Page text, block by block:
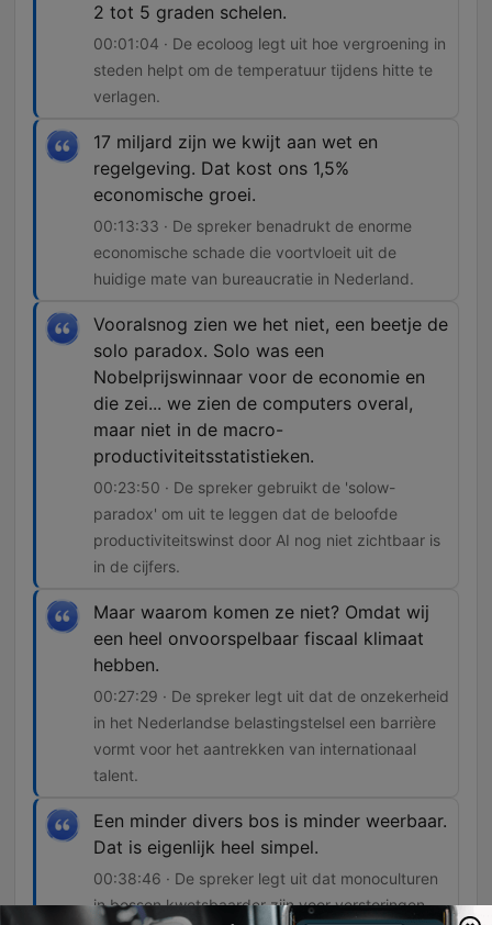
2 tot 5 graden schelen.
00:01:04 · De ecoloog legt uit hoe vergroening in
steden helpt om de temperatuur tijdens hitte te
verlagen.
17 miljard zijn we kwijt aan wet en
regelgeving. Dat kost ons 1,5%
economische groei.
00:13:33 · De spreker benadrukt de enorme
economische schade die voortvloeit uit de
huidige mate van bureaucratie in Nederland.
Vooralsnog zien we het niet, een beetje de
solo paradox. Solo was een
Nobelprijswinnaar voor de economie en
die zei... we zien de computers overal,
maar niet in de macro-
productiviteitsstatistieken.
00:23:50 · De spreker gebruikt de 'solow-
paradox' om uit te leggen dat de beloofde
productiviteitswinst door AI nog niet zichtbaar is
in de cijfers.
Maar waarom komen ze niet? Omdat wij
een heel onvoorspelbaar fiscaal klimaat
hebben.
00:27:29 · De spreker legt uit dat de onzekerheid
in het Nederlandse belastingstelsel een barrière
vormt voor het aantrekken van internationaal
talent.
Een minder divers bos is minder weerbaar.
Dat is eigenlijk heel simpel.
00:38:46 · De spreker legt uit dat monoculturen
in bossen kwetsbaarder zijn voor verstoringen